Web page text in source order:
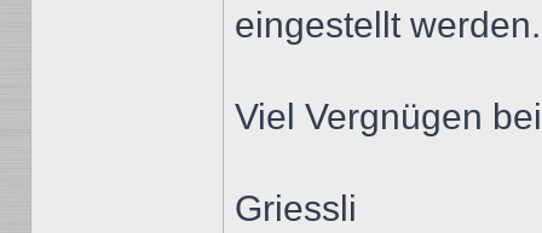
eingestellt werden.
Viel Vergnügen
Griessli